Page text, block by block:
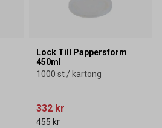
Lock Till Pappersform
450ml
1000 st / kartong
332 kr
455 kr